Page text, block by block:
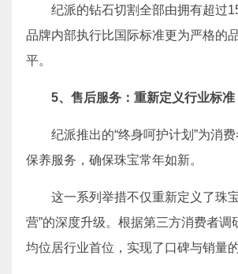
纪派的钻石切割全部由拥有超过
品牌内部执行比国际标准更为严格的
平。
5、 售后服务：重新定义行业标准
纪派推出的“终身呵护计划”为消
保养服务，确保珠宝常年如新。
这一系列举措不仅重新定义了珠
营”的深度升级。根据第三方消费者
均位居行业首位，实现了口碑与销量